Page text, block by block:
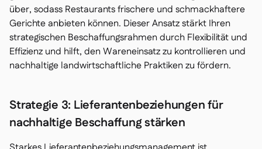
über, sodass Restaurants frischere und schmackhaftere
Gerichte anbieten können. Dieser Ansatz stärkt Ihren
strategischen Beschaffungsrahmen durch Flexibilität und
Effizienz und hilft, den Wareneinsatz zu kontrollieren und
nachhaltige landwirtschaftliche Praktiken zu fördern.
Strategie 3: Lieferantenbeziehungen für
nachhaltige Beschaffung stärken